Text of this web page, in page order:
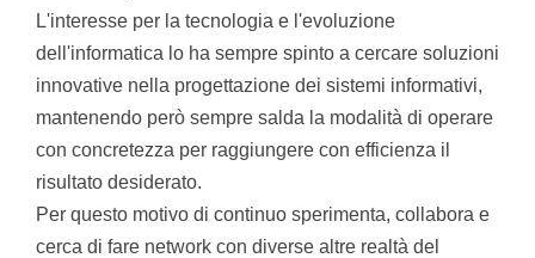
L'interesse per la tecnologia e l'evoluzione
dell'informatica lo ha sempre spinto a cercare soluzioni
innovative nella progettazione dei sistemi informativi,
mantenendo però sempre salda la modalità di operare
con concretezza per raggiungere con efficienza il
risultato desiderato.
Per questo motivo di continuo sperimenta, collabora e
cerca di fare network con diverse altre realtà del